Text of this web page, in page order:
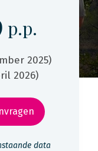
p.p.
2025)
2026)
data